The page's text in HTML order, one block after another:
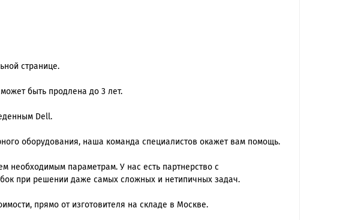
странице.
быть продлена до 3 лет.
Dell.
оборудования, наша команда специалиcтов окажет вам помощь.
необходимым параметрам. У нас есть партнерство с
при решении даже самых сложных и нетипичных задач.
прямо от изготовителя на складе в Москве.